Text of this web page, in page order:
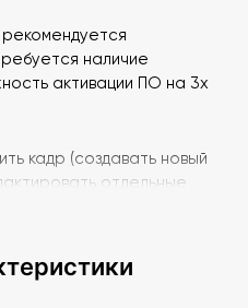
наличие
активации ПО на 3х
кадр (создавать новый
отдельные
- голос ребенка,
увеличивать или